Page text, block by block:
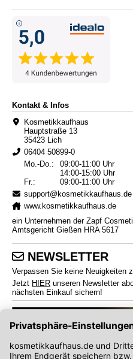
Kontakt & Infos
Kosmetikkaufhaus
Hauptstraße 13
35423 Lich
06404 50899-0
Mo.-Do.:
09:00-11:00 Uhr
14:00-15:00 Uhr
Fr.:
09:00-11:00 Uhr
support@kosmetikkaufhaus.de
www.kosmetikkaufhaus.de
ein Unternehmen der Zapf
Amtsgericht Gießen HRA 5617
NEWSLETTER
Verpassen Sie keine Neuigkeiten
Jetzt HIER unseren Newsletter
nächsten Einkauf sichern!